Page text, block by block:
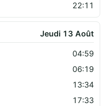
22:11
Jeudi 13 Août
04:59
06:19
13:34
17:33